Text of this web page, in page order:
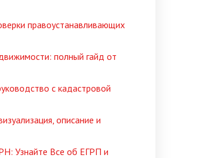
правоустанавливающих
полный гайд от
с кадастровой
описание и
Узнайте Все об ЕГРП и